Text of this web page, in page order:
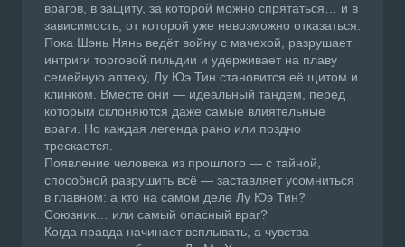
врагов, в защиту, за которой можно спрятаться… и в
зависимость, от которой уже невозможно отказаться.
Пока Шэнь Нянь ведёт войну с мачехой, разрушает
интриги торговой гильдии и удерживает на плаву
семейную аптеку, Лу Юэ Тин становится её щитом и
клинком. Вместе они — идеальный тандем, перед
которым склоняются даже самые влиятельные
враги. Но каждая легенда рано или поздно
трескается.
Появление человека из прошлого — с тайной,
способной разрушить всё — заставляет усомниться
в главном: а кто на самом деле Лу Юэ Тин?
Союзник… или самый опасный враг?
Когда правда начинает всплывать, а чувства